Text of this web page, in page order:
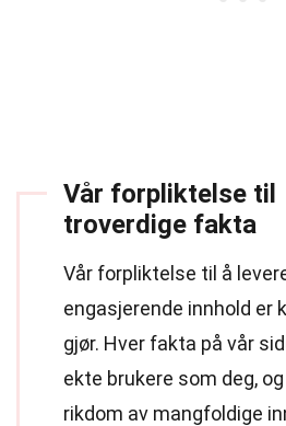
Vår forpliktelse til
troverdige fakta
Vår forpliktelse til å
engasjerende innhold er
gjør. Hver fakta på vår
ekte brukere som deg,
rikdom av mangfoldige